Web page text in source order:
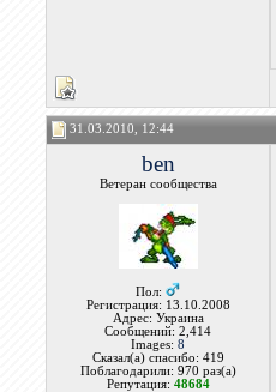
31.03.2010, 12:44
ben
Ветеран сообщества
Пол:
Регистрация: 13.10.2008
Адрес: Украина
Сообщений: 2,414
Images:8
Сказал(а) спасибо: 419
Поблагодарили: 970 раз(а)
Репутация: 48684